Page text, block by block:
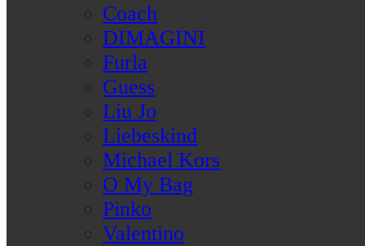
Coach
DIMAGINI
Furla
Guess
Liu Jo
Liebeskind
Michael Kors
O My Bag
Pinko
Valentino